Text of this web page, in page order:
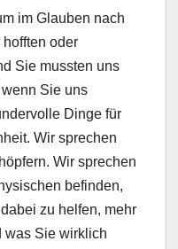
im Glauben nach
oder
Sie mussten uns
Sie uns
Dinge für
Wir sprechen
Wir sprechen
befinden,
zu helfen, mehr
was Sie wirklich